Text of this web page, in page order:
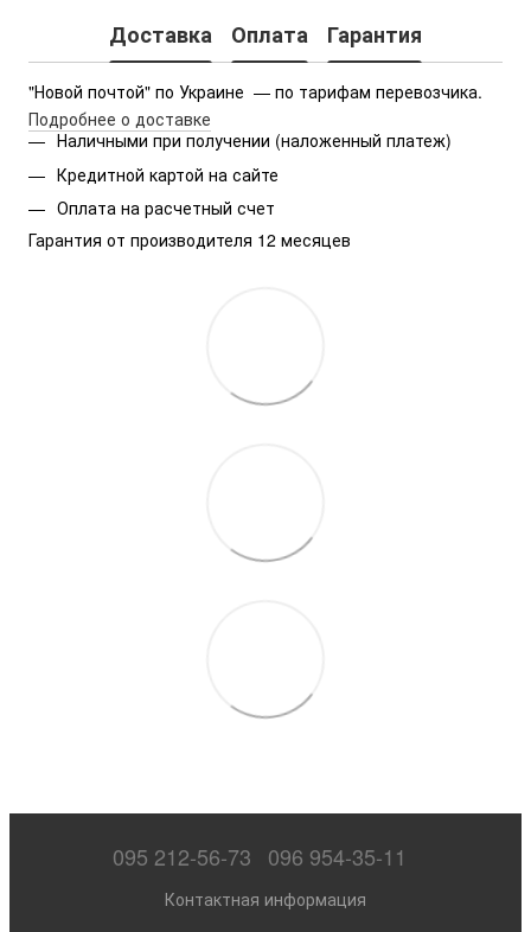
Доставка Оплата Гарантия
"Новой почтой" по Украине  — по тарифам перевозчика.
Подробнее о доставке
Наличными при получении (наложенный платеж)
Кредитной картой на сайте
Оплата на расчетный счет
Гарантия от производителя 12 месяцев
095 212-56-73 096 954-35-11
Контактная информация